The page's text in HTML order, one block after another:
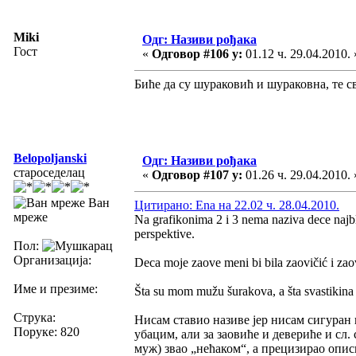
Miki
Гост
Одг: Називи рођака
« Одговор #106 у: 01.12 ч. 29.04.2010.
Биће да су шураковић и шураковна, те
Belopoljanski
староседелац
Ван
мреже
Пол:
Организација:
Име и презиме:
Струка:
Поруке: 820
Одг: Називи рођака
« Одговор #107 у: 01.26 ч. 29.04.2010.
Цитирано: Ena на 22.02 ч. 28.04.2010.
Na grafikonima 2 i 3 nema naziva dece
perspektive.
Deca moje zaove meni bi bila zaovičić i
Šta su mom mužu šurakova, a šta
Нисам ставио називе јер нисам
убацим, али за заовиће и девериће и
муж) звао „нећаком“, а прецизирао